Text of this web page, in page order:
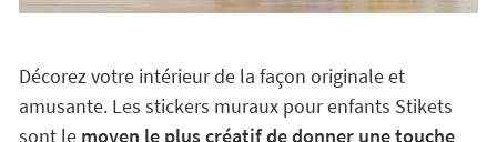
Décorez votre intérieur de la façon originale et
amusante. Les stickers muraux pour enfants Stikets
sont le moyen le plus créatif de donner une touche